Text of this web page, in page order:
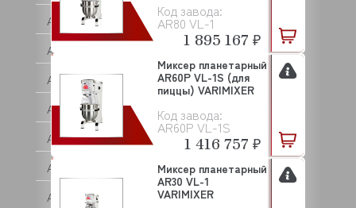
APS
AQUA
ARISTARCO
ARKTO
ARTHERMO
ASCASO
ASCO
Код завода:
AR80 VL-1
1 895 167 ₽
Код завода:
AR60P VL-1S
Миксер планетарный
AR60P VL-1S (для
пиццы) VARIMIXER
1 416 757 ₽
Миксер планетарный
AR30 VL-1
VARIMIXER